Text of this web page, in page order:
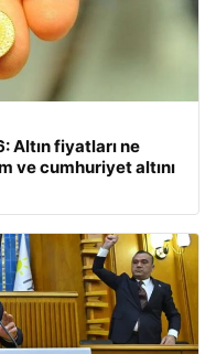
Altın fiyatları ne
ve cumhuriyet altını